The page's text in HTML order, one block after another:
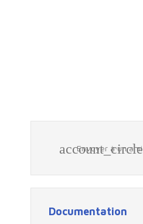
account_circle
Envoyer à un ami
Documentation